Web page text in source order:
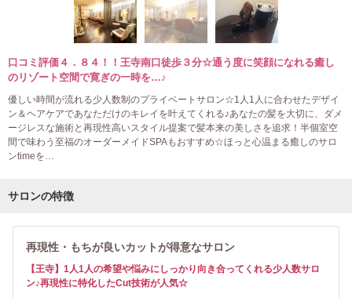
口コミ評価４．８４！！王寺南口徒歩３分☆通う度に笑顔になれる癒し
のリゾート空間で寛ぎの一時を…♪
優しい時間が流れる少人数制のプライベートサロン☆1人1人に合わせたデザイ
ン＆ヘアケアであなただけのキレイを叶えてくれる♪あなたの髪を大切に、ダメ
ージレスな施術と再現性高いスタイル提案で髪本来の美しさを追求！半個室空
間で味わう至福のオーダーメイドSPAもおすすめ☆ほっと心温まる癒しのサロ
ンtimeを…
サロンの特徴
再現性・もちが良いカットが得意なサロン
【王寺】1人1人の希望や悩みにしっかり向き合ってくれる少人数サロ
ン♪再現性に特化したCut技術が人気☆